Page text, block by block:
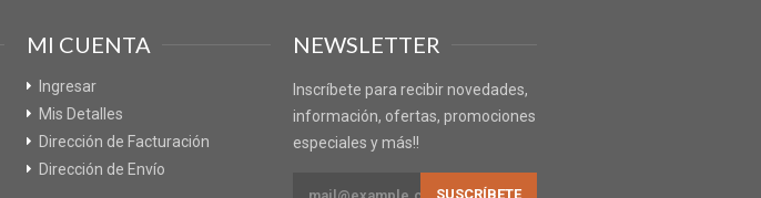
MI CUENTA
Ingresar
Mis Detalles
Dirección de Facturación
Dirección de Envío
NEWSLETTER
Inscríbete para recibir novedades,
información, ofertas, promociones
especiales y más!!